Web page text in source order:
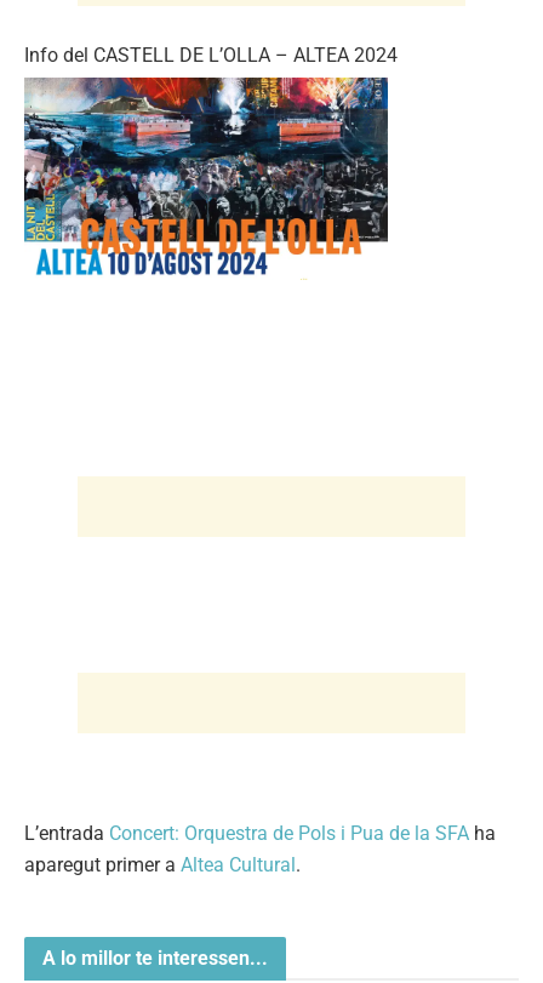
Info del CASTELL DE L’OLLA – ALTEA 2024
L’entrada Concert: Orquestra de Pols i Pua de la SFA ha
aparegut primer a Altea Cultural.
A lo millor te interessen...